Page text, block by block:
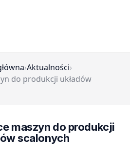
›Aktualności›
do produkcji układów
maszyn do produkcji
scalonych